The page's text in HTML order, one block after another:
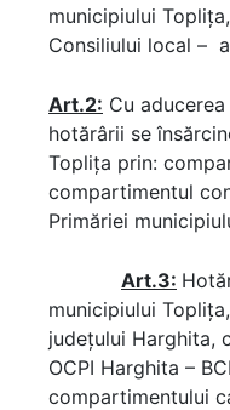
municipiului
Consiliului local –
Art.2: Cu
hotărârii se
Topliţa prin:
compartimentul
Primăriei
Art.3:
municipiului
judeţului Harghita,
OCPI Harghita –
compartimentului